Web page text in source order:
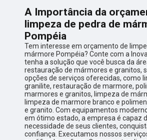
A Importância da
limpeza de pedra de
Pompéia
Tem interesse em orçamento de
mármore Pompéia? Conte com a
tenha a solução que você busca da
restauração de mármores e granitos,
opções de serviços oferecidas, como
granilite, restauração de marmore,
marmores e granitos, limpeza de
limpeza de marmore branco e
e granito. Com equipamentos
em ótimo estado, a empresa é capaz
necessidade de seus clientes,
confiança. Executamos nossos